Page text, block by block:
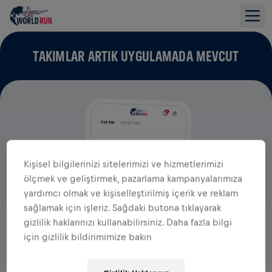
TAKIMLAR ARTIK UYGULAMADA MEVCUT
Kişisel bilgilerinizi sitelerimizi ve hizmetlerimizi
ölçmek ve geliştirmek, pazarlama kampanyalarımıza
yardımcı olmak ve kişiselleştirilmiş içerik ve reklam
sağlamak için işleriz. Sağdaki butona tıklayarak
gizlilik haklarınızı kullanabilirsiniz. Daha fazla bilgi
için gizlilik bildirimimize bakın